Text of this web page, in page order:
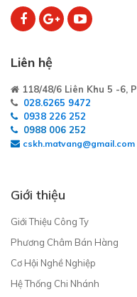
Liên hệ
118/48/6 Liên Khu 5 -6,
028.6265 9472
0938 226 252
0988 006 252
cskh.matvang@gmail.com
Giới thiệu
Giới Thiệu Công Ty
Phương Châm Bán Hàng
Cơ Hội Nghề Nghiệp
Hệ Thống Chi Nhánh